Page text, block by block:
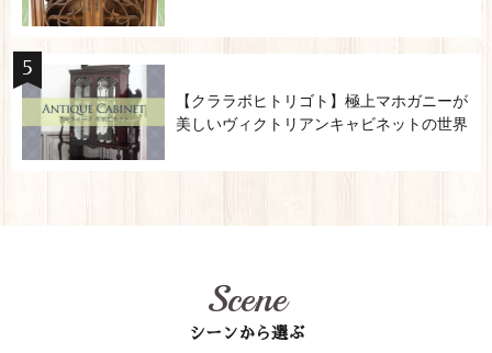
【クララボヒトリゴト】極上マホガニーが
美しいヴィクトリアンキャビネットの世界
Scene
シーンから選ぶ